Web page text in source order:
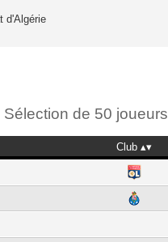
d'Algérie
Sélection de 50 joueurs
Club